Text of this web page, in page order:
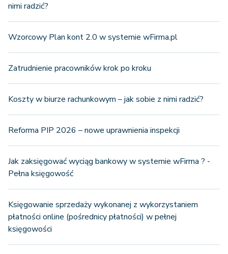
nimi radzić?
Wzorcowy Plan kont 2.0 w systemie wFirma.pl
Zatrudnienie pracowników krok po kroku
Koszty w biurze rachunkowym – jak sobie z nimi radzić?
Reforma PIP 2026 – nowe uprawnienia inspekcji
Jak zaksięgować wyciąg bankowy w systemie wFirma ? -
Pełna księgowość
Księgowanie sprzedaży wykonanej z wykorzystaniem
płatności online (pośrednicy płatności) w pełnej
księgowości